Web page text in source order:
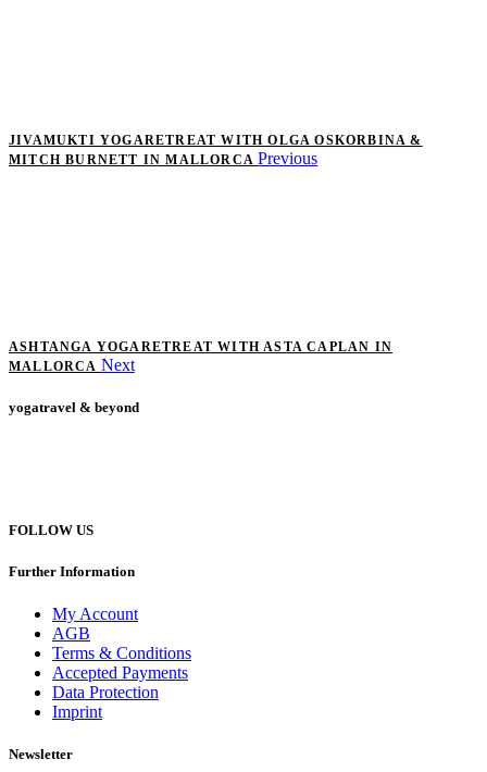
JIVAMUKTI YOGARETREAT WITH OLGA OSKORBINA &
MITCH BURNETT IN MALLORCAPrevious
ASHTANGA YOGARETREAT WITH ASTA CAPLAN IN
MALLORCA Next
yogatravel & beyond
FOLLOW US
Further Information
My Account
AGB
Terms & Conditions
Accepted Payments
Data Protection
Imprint
Newsletter